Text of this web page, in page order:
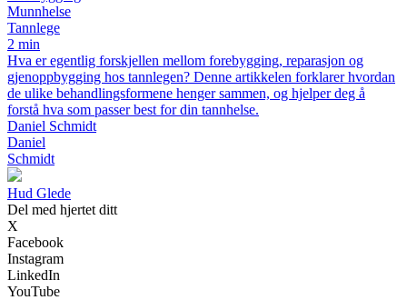
Munnhelse
Tannlege
2 min
Hva er egentlig forskjellen mellom forebygging, reparasjon og
gjenoppbygging hos tannlegen? Denne artikkelen forklarer hvordan
de ulike behandlingsformene henger sammen, og hjelper deg å
forstå hva som passer best for din tannhelse.
Daniel Schmidt
Daniel
Schmidt
Hud Glede
Del med hjertet ditt
X
Facebook
Instagram
LinkedIn
YouTube